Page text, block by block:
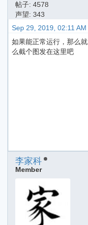
帖子: 4578
声望: 343
Sep 29, 2019, 02:11 AM
如果能正常运行，那么
么截个图发在这里吧
李家科
Member